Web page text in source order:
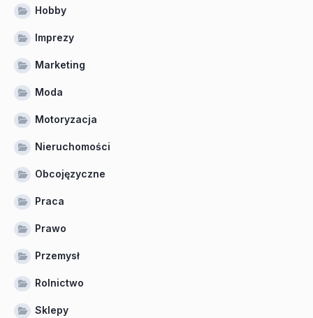
Hobby
Imprezy
Marketing
Moda
Motoryzacja
Nieruchomości
Obcojęzyczne
Praca
Prawo
Przemysł
Rolnictwo
Sklepy